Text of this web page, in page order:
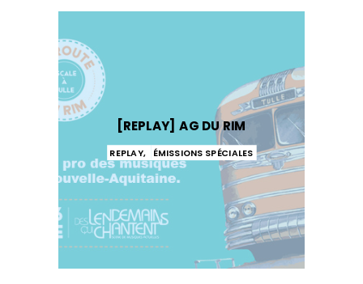
[REPLAY] AG DU RIM
REPLAY, ÉMISSIONS SPÉCIALES